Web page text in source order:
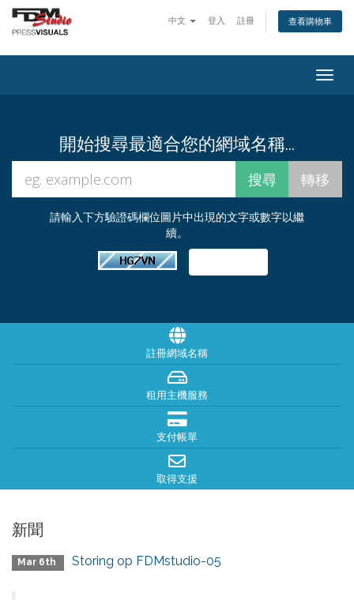
中文 登入 註冊 查看購物車
開始搜尋最適合您的網域名稱...
請輸入下方驗證碼欄位圖片中出現的文字或數字以繼
續。
註冊網域名稱
租用主機服務
支付帳單
取得支援
新聞
Mar 6th Storing op FDMstudio-05